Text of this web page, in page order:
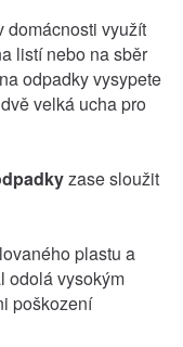
využít
listí nebo na sběr
odpadky vysypete
velká ucha pro
zase sloužit
plastu a
odolá vysokým
poškození